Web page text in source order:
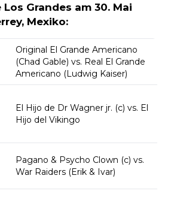
Grandes am 30. Mai
Mexiko:
Original El Grande Americano
(Chad Gable) vs. Real El Grande
Americano (Ludwig Kaiser)
El Hijo de Dr Wagner jr. (c) vs. El
Hijo del Vikingo
Pagano & Psycho Clown (c) vs.
War Raiders (Erik & Ivar)